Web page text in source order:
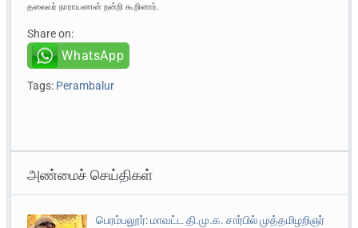
தலைவர் நாராயணன் நன்றி கூறினார்.
Share on:
WhatsApp
Tags: Perambalur
அண்மைச் செய்திகள்
பெரம்பலூர்: மாவட்ட தி.மு.க. சார்பில் முத்தமிழறிஞர்